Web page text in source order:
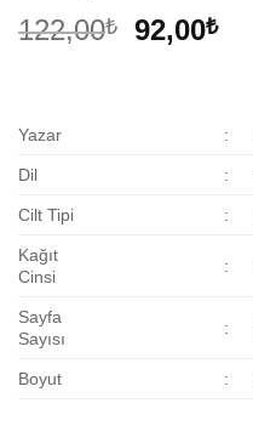
122,00₺
Orijinal
92,00₺Şu
Yazar :
Dil :
Cilt Tipi :
Kağıt
Cinsi
:
Sayfa
Sayısı
:
Boyut :